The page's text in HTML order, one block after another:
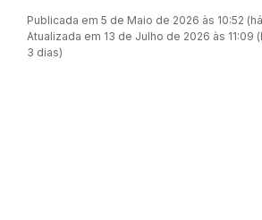
Publicada em 5 de Maio de 2026 às 10:52
Atualizada em 13 de Julho de 2026 às 11:09
3 dias)